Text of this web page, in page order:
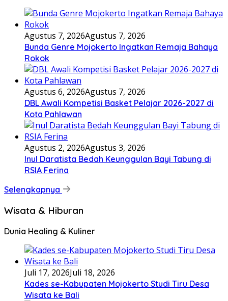
Agustus 7, 2026Agustus 7, 2026
Bunda Genre Mojokerto Ingatkan Remaja Bahaya
Rokok
Agustus 6, 2026Agustus 7, 2026
DBL Awali Kompetisi Basket Pelajar 2026-2027 di
Kota Pahlawan
Agustus 2, 2026Agustus 3, 2026
Inul Daratista Bedah Keunggulan Bayi Tabung di
RSIA Ferina
Selengkapnya
Wisata & Hiburan
Dunia Healing & Kuliner
Juli 17, 2026Juli 18, 2026
Kades se-Kabupaten Mojokerto Studi Tiru Desa
Wisata ke Bali